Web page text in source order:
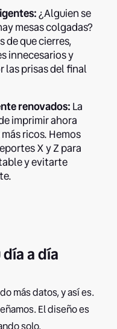
¿Alguien se
mesas colgadas?
de que cierres,
innecesarios y
las prisas del final
renovados:La
imprimir ahora
ricos. Hemos
X y Z para
y evitarte
a día
más datos, y así es.
El diseño es
solo.